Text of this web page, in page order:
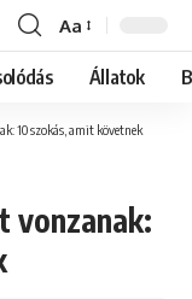
Font
Resizer
Aa
Állatok
10 szokás, amit követnek
vonzanak: